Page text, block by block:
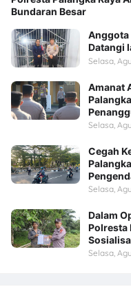
Bundaran Besar
Anggota
Datangi
Selasa,
Amanat
Selasa,
Cegah
Selasa,
Dalam
Polresta
Selasa,